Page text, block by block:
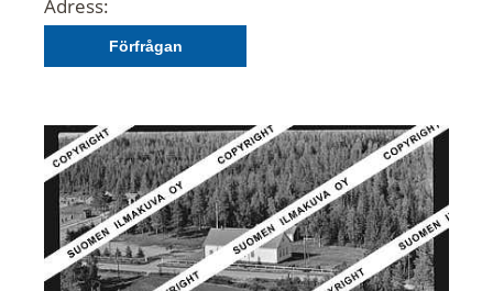
Adress:
Förfrågan